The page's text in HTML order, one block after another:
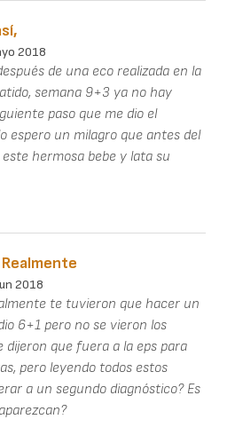
2018
de una eco realizada en la
semana 9+3 ya no hay
paso que me dio el
espero un milagro que antes del
hermosa bebe y lata su
2018
te tuvieron que hacer un
6+1 pero no se vieron los
dijeron que fuera a la eps para
pero leyendo todos estos
a un segundo diagnóstico? Es